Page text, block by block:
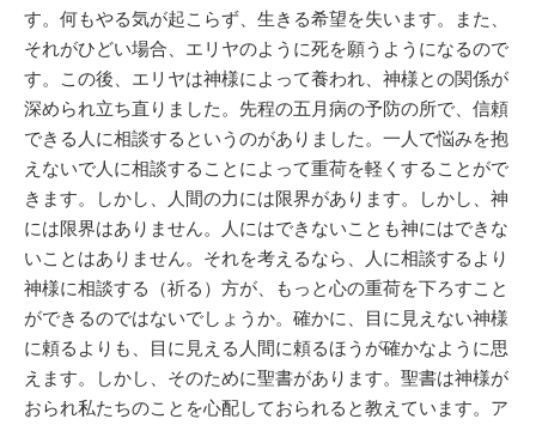
す。何もやる気が起こらず、生きる希望を失います。また、
それがひどい場合、エリヤのように死を願うようになるので
す。この後、エリヤは神様によって養われ、神様との関係が
深められ立ち直りました。先程の五月病の予防の所で、信頼
できる人に相談するというのがありました。一人で悩みを抱
えないで人に相談することによって重荷を軽くすることがで
きます。しかし、人間の力には限界があります。しかし、神
には限界はありません。人にはできないことも神にはできな
いことはありません。それを考えるなら、人に相談するより
神様に相談する（祈る）方が、もっと心の重荷を下ろすこと
ができるのではないでしょうか。確かに、目に見えない神様
に頼るよりも、目に見える人間に頼るほうが確かなように思
えます。しかし、そのために聖書があります。聖書は神様が
おられ私たちのことを心配しておられると教えています。ア